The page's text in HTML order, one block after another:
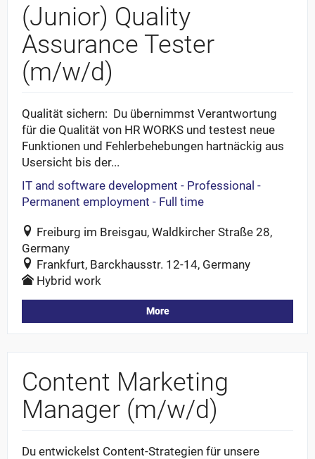
(Junior) Quality
Assurance Tester
(m/w/d)
Qualität sichern: Du übernimmst Verantwortung
für die Qualität von HR WORKS und testest neue
Funktionen und Fehlerbehebungen hartnäckig aus
Usersicht bis der...
IT and software development - Professional -
Permanent employment - Full time
Freiburg im Breisgau, Waldkircher Straße 28,
Germany
Frankfurt, Barckhausstr. 12-14, Germany
Hybrid work
More
Content Marketing
Manager (m/w/d)
Du entwickelst Content-Strategien für unsere